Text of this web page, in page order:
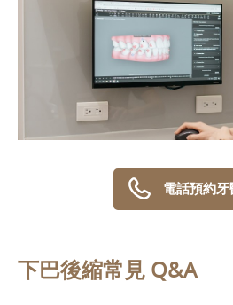
電話預約
下巴後縮常見 Q&A